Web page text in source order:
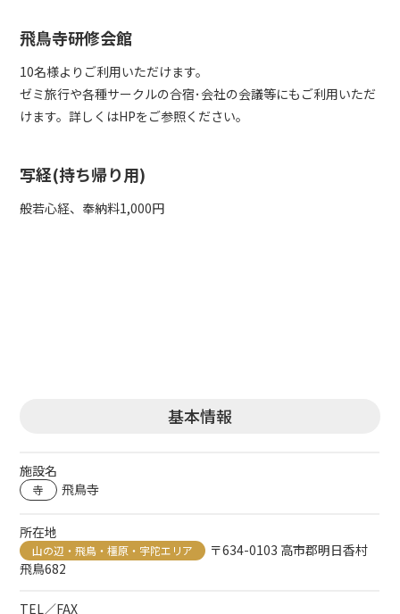
飛鳥寺研修会館
10名様よりご利用いただけます。
ゼミ旅行や各種サークルの合宿･会社の会議等にもご利用いただ
けます。詳しくはHPをご参照ください。
写経(持ち帰り用)
般若心経、奉納料1,000円
基本情報
施設名
寺 飛鳥寺
所在地
山の辺・飛鳥・橿原・宇陀エリア
〒634-0103 高市郡明日香村
飛鳥682
TEL／FAX